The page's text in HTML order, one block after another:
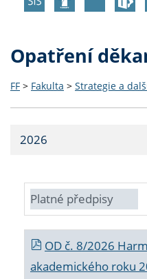
Opatření
FF > Fakulta > Strategie a
2026
Platné předpisy
OD č. 8/2026
akademického roku